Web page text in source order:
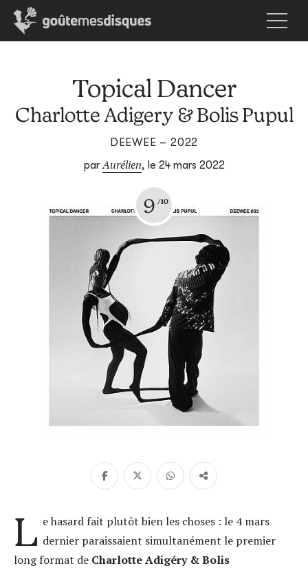
Topical Dancer
Charlotte Adigery & Bolis Pupul
DEEWEE – 2022
parAurélien, le 24 mars 2022
9
L e hasard fait plutôt bien les choses : le 4 mars
dernier paraissaient simultanément le premier
long format de Charlotte Adigéry & Bolis